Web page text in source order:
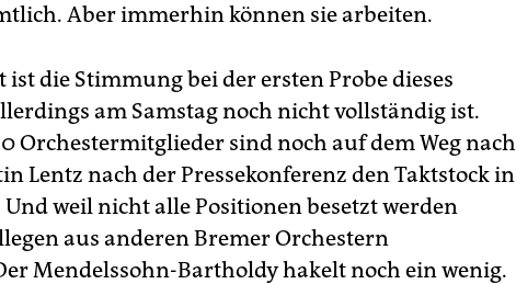
Aber immerhin können sie arbeiten.
ist die Stimmung bei der ersten Probe dieses
am Samstag noch nicht vollständig ist.
Orchestermitglieder sind noch auf dem Weg nach
Lentz nach der Pressekonferenz den Taktstock in
weil nicht alle Positionen besetzt werden
aus anderen Bremer Orchestern
Mendelssohn-Bartholdy hakelt noch ein wenig.